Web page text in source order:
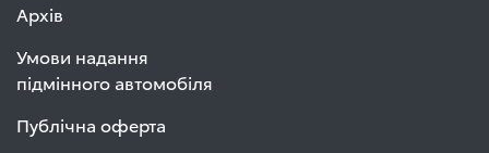
Архів
Умови надання
підмінного автомобіля
Публічна оферта